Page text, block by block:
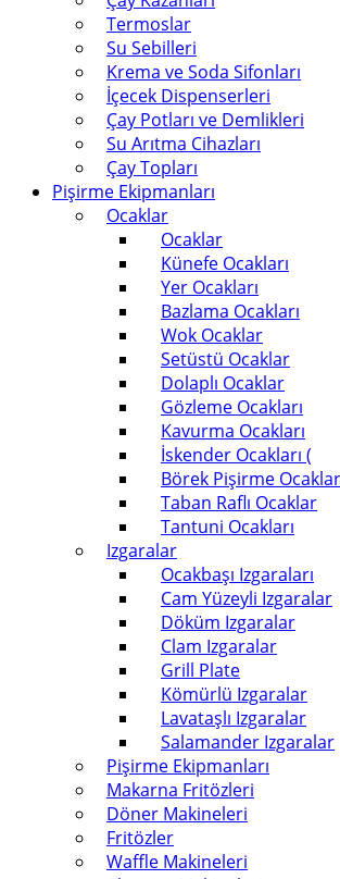
Termoslar
Su Sebilleri
Krema ve Soda Sifonları
İçecek Dispenserleri
Çay Potları ve Demlikleri
Su Arıtma Cihazları
Çay Topları
Pişirme Ekipmanları
Ocaklar
Ocaklar
Künefe Ocakları
Yer Ocakları
Bazlama Ocakları
Wok Ocaklar
Setüstü Ocaklar
Dolaplı Ocaklar
Gözleme Ocakları
Kavurma Ocakları
İskender Ocakları (
Börek Pişirme
Taban Raflı Ocaklar
Tantuni Ocakları
Izgaralar
Ocakbaşı Izgaraları
Cam Yüzeyli Izgaralar
Döküm Izgaralar
Clam Izgaralar
Grill Plate
Kömürlü Izgaralar
Lavataşlı Izgaralar
Salamander Izgaralar
Pişirme Ekipmanları
Makarna Fritözleri
Döner Makineleri
Fritözler
Waffle Makineleri